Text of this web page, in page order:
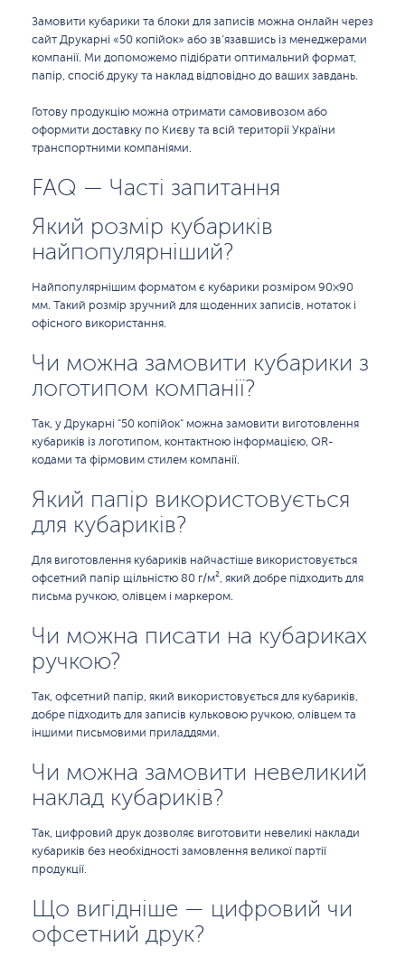
Замовити кубарики та блоки для записів можна онлайн через
сайт Друкарні «50 копійок» або зв’язавшись із менеджерами
компанії. Ми допоможемо підібрати оптимальний формат,
папір, спосіб друку та наклад відповідно до ваших завдань.
Готову продукцію можна отримати самовивозом або
оформити доставку по Києву та всій території України
транспортними компаніями.
FAQ — Часті запитання
Який розмір кубариків
найпопулярніший?
Найпопулярнішим форматом є кубарики розміром 90×90
мм. Такий розмір зручний для щоденних записів, нотаток і
офісного використання.
Чи можна замовити кубарики з
логотипом компанії?
Так, у Друкарні "50 копійок" можна замовити виготовлення
кубариків із логотипом, контактною інформацією, QR-
кодами та фірмовим стилем компанії.
Який папір використовується
для кубариків?
Для виготовлення кубариків найчастіше використовується
офсетний папір щільністю 80 г/м², який добре підходить для
письма ручкою, олівцем і маркером.
Чи можна писати на кубариках
ручкою?
Так, офсетний папір, який використовується для кубариків,
добре підходить для записів кульковою ручкою, олівцем та
іншими письмовими приладдями.
Чи можна замовити невеликий
наклад кубариків?
Так, цифровий друк дозволяє виготовити невеликі наклади
кубариків без необхідності замовлення великої партії
продукції.
Що вигідніше — цифровий чи
офсетний друк?